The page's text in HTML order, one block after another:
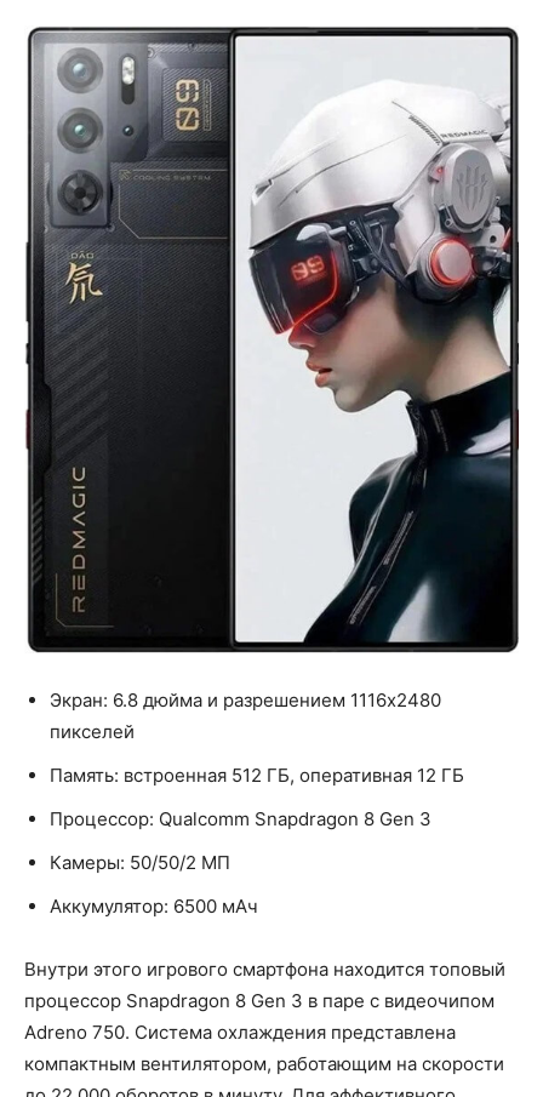
Экран: 6.8 дюйма и разрешением 1116x2480
пикселей
Память: встроенная 512 ГБ, оперативная 12 ГБ
Процессор: Qualcomm Snapdragon 8 Gen 3
Камеры: 50/50/2 МП
Аккумулятор: 6500 мАч
Внутри этого игрового смартфона находится топовый
процессор Snapdragon 8 Gen 3 в паре с видеочипом
Adreno 750. Система охлаждения представлена
компактным вентилятором, работающим на скорости